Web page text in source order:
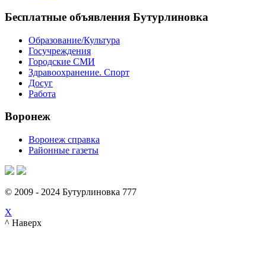
Бесплатные объявления Бутурлиновка
Образование/Культура
Госучреждения
Городские СМИ
Здравоохранение. Спорт
Досуг
Работа
Воронеж
Воронеж справка
Районные газеты
© 2009 - 2024 Бутурлиновка 777
X
^ Наверх